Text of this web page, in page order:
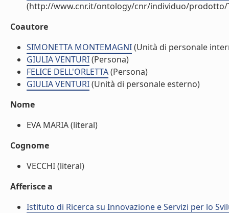
(http://www.cnr.it/ontology/cnr/individuo/prodotto/
Coautore
SIMONETTA MONTEMAGNI(Unità di personale
GIULIA VENTURI(Persona)
FELICE DELL'ORLETTA(Persona)
GIULIA VENTURI(Unità di personale esterno)
Nome
EVA MARIA (literal)
Cognome
VECCHI (literal)
Afferisce a
Istituto di Ricerca su Innovazione e Servizi per lo